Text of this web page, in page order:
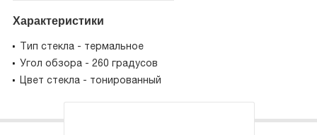
Характеристики
Тип стекла - термальное
Угол обзора - 260 градусов
Цвет стекла - тонированный